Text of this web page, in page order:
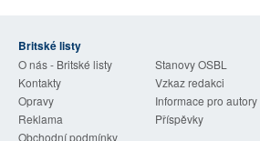
Britské listy
O nás - Britské listy
Stanovy OSBL
Kontakty
Vzkaz redakci
Opravy
Informace pro autory
Reklama
Příspěvky
Obchodní podmínky